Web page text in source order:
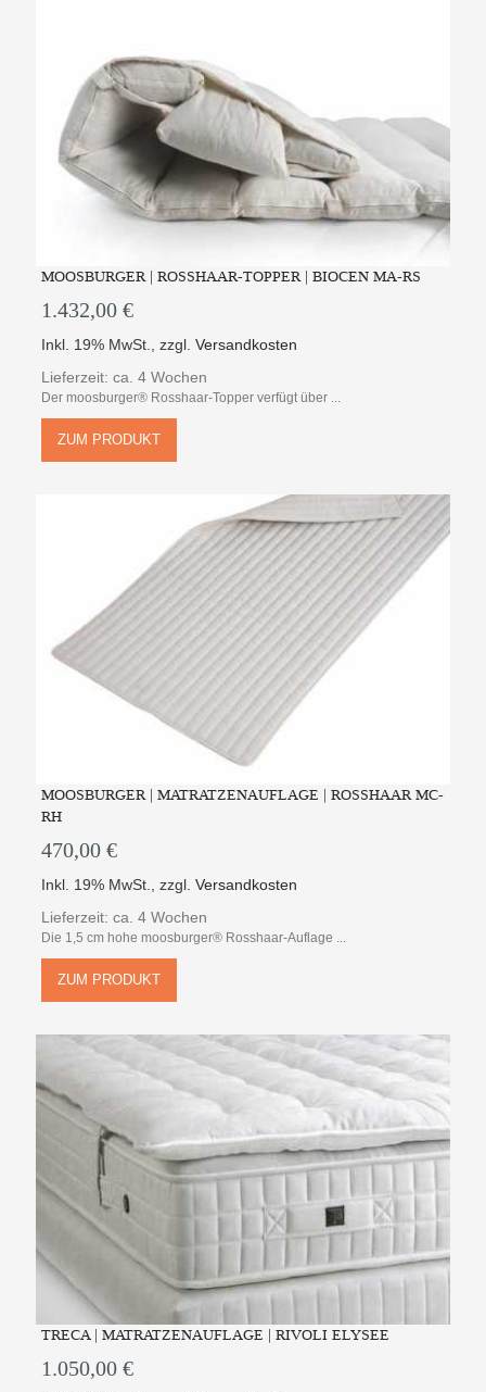
MOOSBURGER | ROSSHAAR-TOPPER | BIOCEN MA-RS
1.432,00 €
Inkl. 19% MwSt. ,zzgl.Versandkosten
Lieferzeit: ca. 4 Wochen
Der moosburger® Rosshaar-Topper verfügt über ...
ZUM PRODUKT
MOOSBURGER | MATRATZENAUFLAGE | ROSSHAAR MC-
RH
470,00 €
Inkl. 19% MwSt. ,zzgl.Versandkosten
Lieferzeit: ca. 4 Wochen
Die 1,5 cm hohe moosburger® Rosshaar-Auflage ...
ZUM PRODUKT
TRECA | MATRATZENAUFLAGE | RIVOLI ELYSEE
1.050,00 €